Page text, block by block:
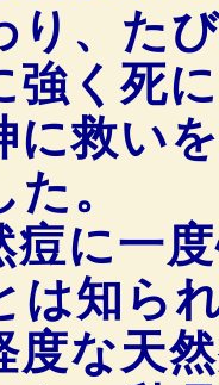
り、た
強く死
に救い
。
に一
は知ら
度な天